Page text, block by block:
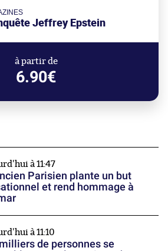
Jeffrey Epstein
à partir de
6.90€
à 11:47
Parisien plante un but
et rend hommage à
à 11:10
de personnes se